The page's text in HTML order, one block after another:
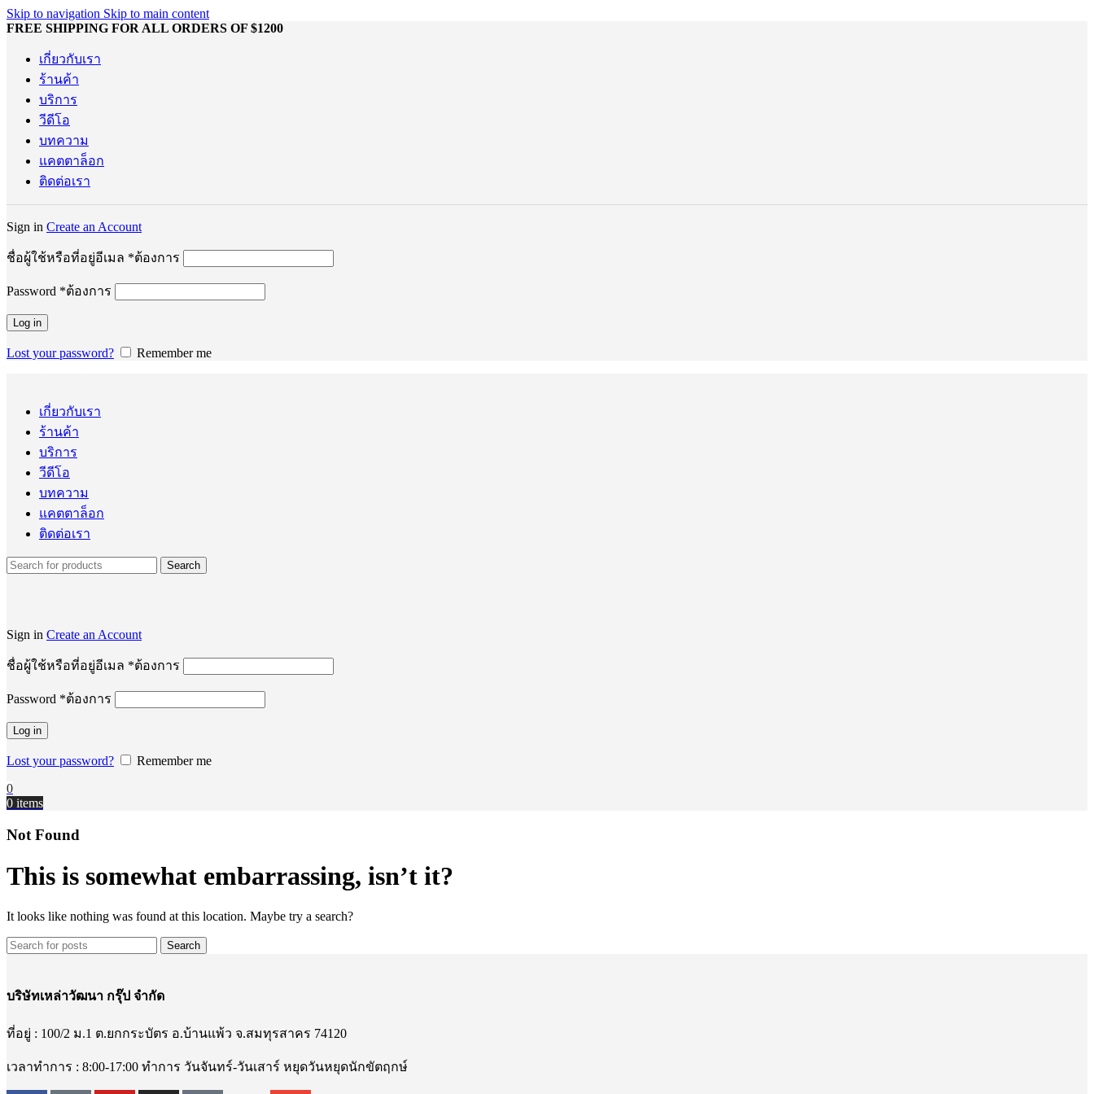
Skip to navigation Skip to main content
FREE SHIPPING FOR ALL ORDERS OF $1200
เกี่ยวกับเรา
ร้านค้า
บริการ
วีดีโอ
บทความ
แคตตาล็อก
ติดต่อเรา
Sign in Create an Account
ชื่อผู้ใช้หรือที่อยู่อีเมล *ต้องการ
Password *ต้องการ
Log in
Lost your password? Remember me
เกี่ยวกับเรา
ร้านค้า
บริการ
วีดีโอ
บทความ
แคตตาล็อก
ติดต่อเรา
Search
Sign in Create an Account
ชื่อผู้ใช้หรือที่อยู่อีเมล *ต้องการ
Password *ต้องการ
Log in
Lost your password?
Remember me
0
0 items
Not Found
This is somewhat embarrassing, isn’t it?
It looks like nothing was found at this location. Maybe try a search?
Search
บริษัทเหล่าวัฒนา กรุ๊ป จำกัด
ที่อยู่ : 100/2 ม.1 ต.ยกกระบัตร อ.บ้านแพ้ว จ.สมทุรสาคร 74120
เวลาทำการ : 8:00-17:00 ทำการ วันจันทร์-วันเสาร์ หยุดวันหยุดนักขัตฤกษ์